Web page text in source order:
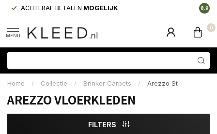
ACHTERAF BETALEN MOGELIJK 8.9
MENU
0
Home / Collectie / Brinker Carpets / Arezzo St
AREZZO VLOERKLEDEN
FILTERS